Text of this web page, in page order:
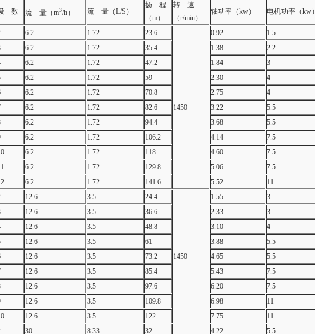
数 流 量（m3/h） 流 量（L/S）
扬 程
（m）
转 速
（r/min）
轴功率（kw） 电机功率（kw）
6.2 1.72 23.6
1450
0.92 1.5
6.2 1.72 35.4 1.38 2.2
6.2 1.72 47.2 1.84 3
6.2 1.72 59 2.30 4
6.2 1.72 70.8 2.75 4
6.2 1.72 82.6 3.22 5.5
6.2 1.72 94.4 3.68 5.5
6.2 1.72 106.2 4.14 7.5
6.2 1.72 118 4.60 7.5
6.2 1.72 129.8 5.06 7.5
6.2 1.72 141.6 5.52 11
12.6 3.5 24.4
1450
1.55 3
12.6 3.5 36.6 2.33 3
12.6 3.5 48.8 3.10 4
12.6 3.5 61 3.88 5.5
12.6 3.5 73.2 4.65 5.5
12.6 3.5 85.4 5.43 7.5
12.6 3.5 97.6 6.20 7.5
12.6 3.5 109.8 6.98 11
12.6 3.5 122 7.75 11
30 8.33 32 4.22 5.5